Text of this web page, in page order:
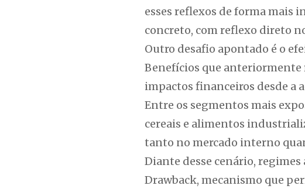
esses reflexos de forma mais
concreto, com reflexo direto
Outro desafio apontado é o
Benefícios que anteriormente
impactos financeiros desde a
Entre os segmentos mais
cereais e alimentos
tanto no mercado interno
Diante desse cenário,
Drawback, mecanismo que